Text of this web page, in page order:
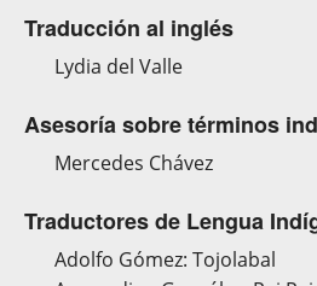
Traducción al inglés
Lydia del Valle
Asesoría sobre términos
Mercedes Chávez
Traductores de Lengua
Adolfo Gómez: Tojolabal